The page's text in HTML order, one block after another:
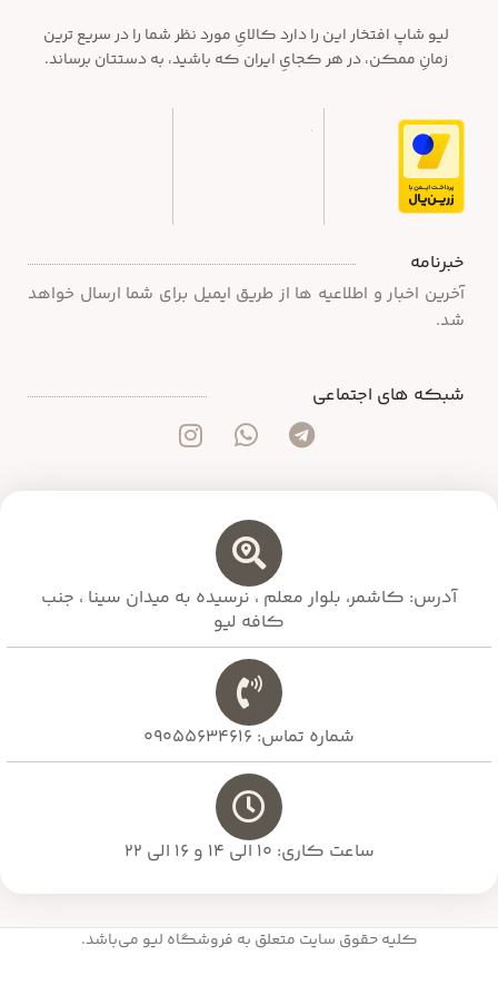
لیو شاپ افتخار این را دارد کالایِ مورد نظر شما را در سریع ترین
زمانِ ممکن، در هر کجایِ ایران که باشید، به دستتان برساند.
خبرنامه
آخرین اخبار و اطلاعیه ها از طریق ایمیل برای شما ارسال خواهد
شد.
شبکه های اجتماعی
آدرس: کاشمر، بلوار معلم ،‌ نرسیده به میدان سینا ، جنب
کافه لیو
شماره تماس: 09055634616
ساعت کاری: 10 الی 14 و 16 الی 22
کلیه حقوق سایت متعلق به فروشگاه لیو می‌باشد.